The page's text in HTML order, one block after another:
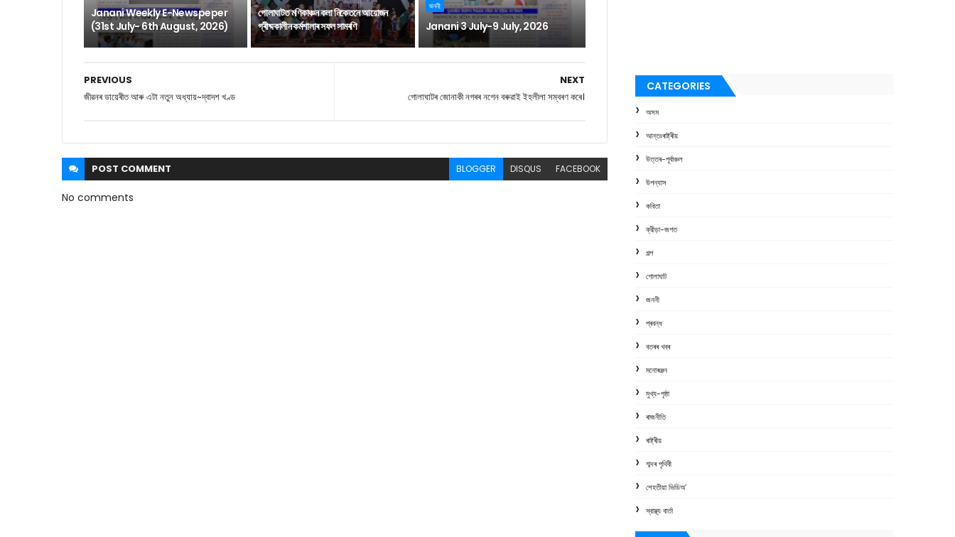
Janani Weekly E-Newspeper
(31st July- 6th August, 2026)
গোলাঘাটত মণিকাঞ্চন কলা নিকেতনে আয়োজন
গ্ৰীষ্মকালীন কৰ্মশালাৰ সফল সামৰণি
জননী
Janani 3 July-9 July, 2026
NEXT
গোলাঘাটৰ জোনাকী নগৰৰ নগেন বৰুৱাই ইহলীলা সম্বৰণ কৰে।
PREVIOUS
জীৱনৰ ডায়েৰীত আৰু এটা নতুন অধ্যায়~দ্বাদশ খণ্ড
POST COMMENT BLOGGER DISQUS FACEBOOK
No comments
CATEGORIES
অসম
আন্তঃৰাষ্ট্ৰীয়
উত্তৰ-পূৰ্বাঞ্চল
উপন্যাস
কবিতা
ক্রীড়া-জগত
গল্প
গোলাঘাট
জননী
প্ৰবন্ধ
বতৰৰ খবৰ
মনোৰঞ্জন
মুখ্য-পৃষ্ঠা
ৰাজনীতি
ৰাষ্ট্ৰীয়
শব্দৰ পৃথিবী
শেহতীয়া ভিডিঅ’
স্বাস্থ্য বাৰ্তা